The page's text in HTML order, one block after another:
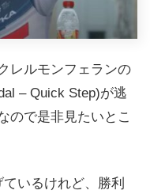
レルモンフェランの
– Quick Step)が逃
ので是非見たいとこ
いるけれど、勝利